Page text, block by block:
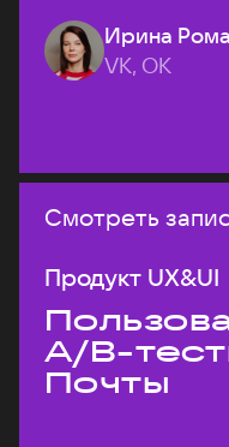
Ирина
VK, ОК
Смотреть
Продукт UX&UI
A/B-
Почты